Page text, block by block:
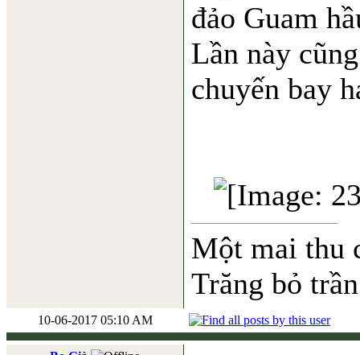
đảo Guam
Lần này
chuyến bay
Một mai thu
Trăng bỏ
10-06-2017 05:10 AM